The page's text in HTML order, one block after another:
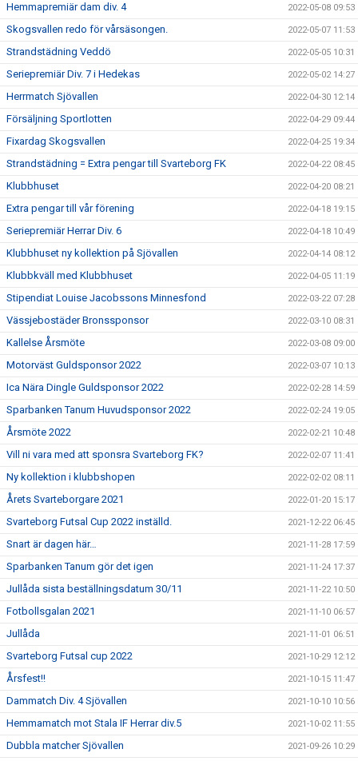
Hemmapremiär dam div. 4 2022-05-08 09:53
Skogsvallen redo för vårsäsongen. 2022-05-07 11:53
Strandstädning Veddö 2022-05-05 10:31
Seriepremiär Div. 7 i Hedekas 2022-05-02 14:27
Herrmatch Sjövallen 2022-04-30 12:14
Försäljning Sportlotten 2022-04-29 09:44
Fixardag Skogsvallen 2022-04-25 19:34
Strandstädning = Extra pengar till Svarteborg FK 2022-04-22 08:45
Klubbhuset 2022-04-20 08:21
Extra pengar till vår förening 2022-04-18 19:15
Seriepremiär Herrar Div. 6 2022-04-18 10:49
Klubbhuset ny kollektion på Sjövallen 2022-04-14 08:12
Klubbkväll med Klubbhuset 2022-04-05 11:19
Stipendiat Louise Jacobssons Minnesfond 2022-03-22 07:28
Vässjebostäder Bronssponsor 2022-03-10 08:31
Kallelse Årsmöte 2022-03-08 09:00
Motorväst Guldsponsor 2022 2022-03-07 10:13
Ica Nära Dingle Guldsponsor 2022 2022-02-28 14:59
Sparbanken Tanum Huvudsponsor 2022 2022-02-24 19:05
Årsmöte 2022 2022-02-21 10:48
Vill ni vara med att sponsra Svarteborg FK? 2022-02-07 11:41
Ny kollektion i klubbshopen 2022-02-02 08:11
Årets Svarteborgare 2021 2022-01-20 15:17
Svarteborg Futsal Cup 2022 inställd. 2021-12-22 06:45
Snart är dagen här… 2021-11-28 17:59
Sparbanken Tanum gör det igen 2021-11-24 17:37
Jullåda sista beställningsdatum 30/11 2021-11-22 10:50
Fotbollsgalan 2021 2021-11-10 06:57
Jullåda 2021-11-01 06:51
Svarteborg Futsal cup 2022 2021-10-29 12:12
Årsfest!! 2021-10-15 11:47
Dammatch Div. 4 Sjövallen 2021-10-10 10:56
Hemmamatch mot Stala IF Herrar div.5 2021-10-02 11:55
Dubbla matcher Sjövallen 2021-09-26 10:29